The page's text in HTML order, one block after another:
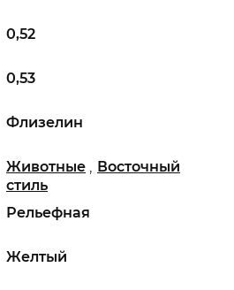
0,52
0,53
Желтый
Животные , Восточный
стиль
Флизелин
Рельефная